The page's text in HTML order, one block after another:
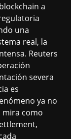
a
una
real, la
Reuters
severa
es
ya no
mira como